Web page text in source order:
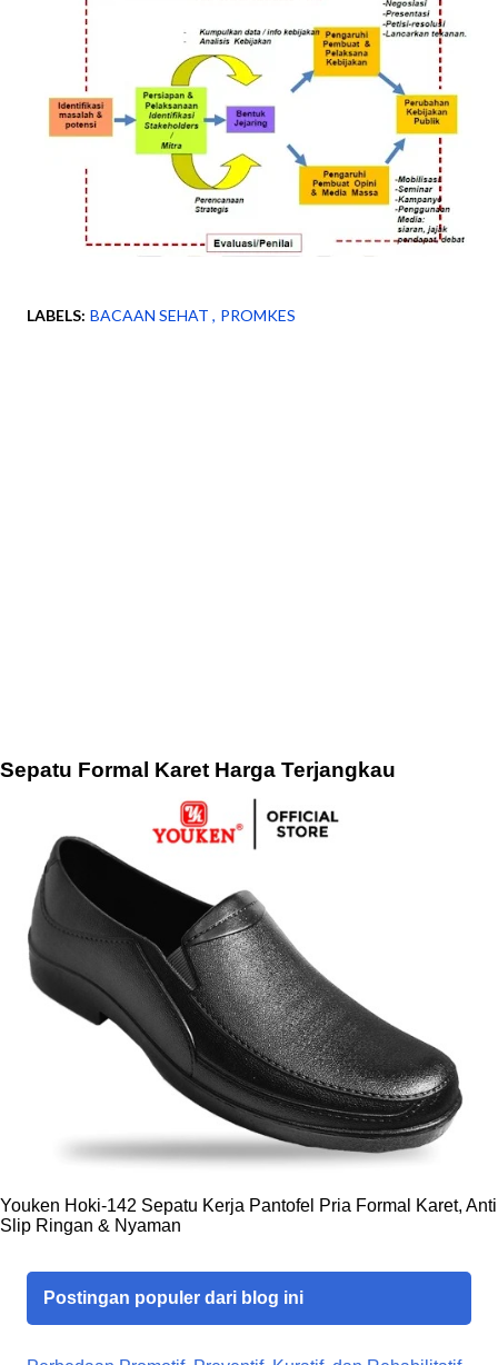
LABELS: BACAAN SEHAT PROMKES
Sepatu Formal Karet Harga Terjangkau
Youken Hoki-142 Sepatu Kerja Pantofel Pria Formal Karet, Anti
Slip Ringan & Nyaman
Postingan populer dari blog ini